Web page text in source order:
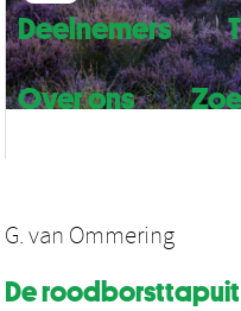
Deelnemers
Over ons
G. van Ommering
De roodborsttapuit